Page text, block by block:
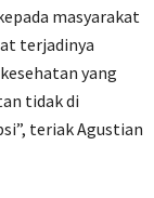
masyarakat
terjadinya
yang
tidak di
teriak Agustian